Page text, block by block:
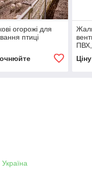
огорожі для
птиці